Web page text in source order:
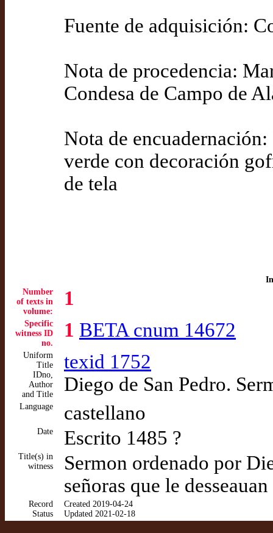
Fuente de adquisición:
Nota de procedencia:
Condesa de Campo de
Nota de
verde con decoración
de tela
Number
of texts in
volume:
1
Specific
witness ID
no.
1 BETA cnum 14672
Uniform
Title
IDno,
Author
and Title
texid 1752
Diego de San Pedro.
Language castellano
Date Escrito 1485 ?
Title(s) in
witness
Sermon ordenado por
señoras que le
Record
Status
Created 2019-04-24
Updated 2021-02-18